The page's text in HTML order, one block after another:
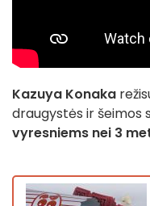
Kazuya Konaka
draugystės ir šeimos
vyresniems nei 3